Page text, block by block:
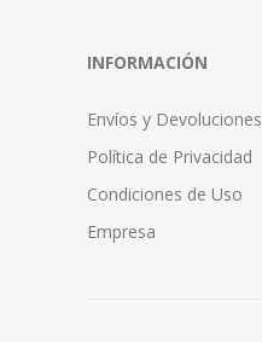
INFORMACIÓN
Envíos y Devoluciones
Política de Privacidad
Condiciones de Uso
Empresa